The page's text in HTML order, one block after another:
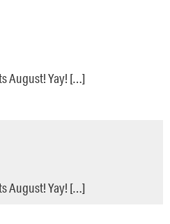
August! Yay! […]
August! Yay! […]